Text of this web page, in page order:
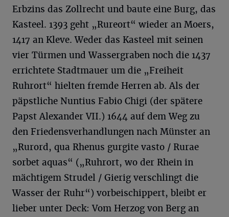
Erbzins das Zollrecht und baute eine Burg, das
Kasteel. 1393 geht „Rureort“ wieder an Moers,
1417 an Kleve. Weder das Kasteel mit seinen
vier Türmen und Wassergraben noch die 1437
errichtete Stadtmauer um die „Freiheit
Ruhrort“ hielten fremde Herren ab. Als der
päpstliche Nuntius Fabio Chigi (der spätere
Papst Alexander VII.) 1644 auf dem Weg zu
den Friedensverhandlungen nach Münster an
„Rurord, qua Rhenus gurgite vasto / Rurae
sorbet aquas“ („Ruhrort, wo der Rhein in
mächtigem Strudel / Gierig verschlingt die
Wasser der Ruhr“) vorbeischippert, bleibt er
lieber unter Deck: Vom Herzog von Berg an